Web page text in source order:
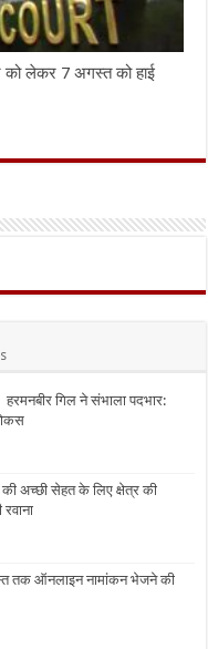
को लेकर 7 अगस्त को हाई
गिल ने संभाला पदभार:
अच्छी सेहत के लिए क्षेत्र की
तक ऑनलाइन नामांकन भेजने की